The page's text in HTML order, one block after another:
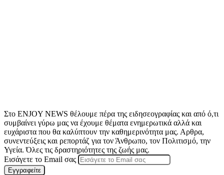
Στο ENJOY NEWS θέλουμε πέρα της ειδησεογραφίας και από ό,τι
συμβαίνει γύρω μας να έχουμε θέματα ενημερωτικά αλλά και
ευχάριστα που θα καλύπτουν την καθημερινότητα μας. Αρθρα,
συνεντεύξεις και ρεπορτάζ για τον Άνθρωπο, τον Πολιτισμό, την
Υγεία. Όλες τις δραστηριότητες της ζωής μας.
Εισάγετε το Email σας